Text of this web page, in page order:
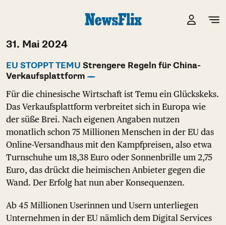
31. Mai 2024
EU STOPPT TEMU Strengere Regeln für China-
Verkaufsplattform
Für die chinesische Wirtschaft ist Temu ein Glückskeks.
Das Verkaufsplattform verbreitet sich in Europa wie
der süße Brei. Nach eigenen Angaben nutzen
monatlich schon 75 Millionen Menschen in der EU das
Online-Versandhaus mit den Kampfpreisen, also etwa
Turnschuhe um 18,38 Euro oder Sonnenbrille um 2,75
Euro, das drückt die heimischen Anbieter gegen die
Wand. Der Erfolg hat nun aber Konsequenzen.
Ab 45 Millionen Userinnen und Usern unterliegen
Unternehmen in der EU nämlich dem Digital Services